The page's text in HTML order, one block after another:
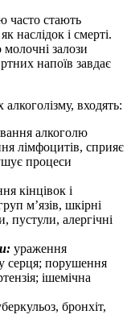
часто стають
наслідок і смерті.
залози
напоїв завдає
входять:
алкоголю
лімфоцитів, сприяє
процеси
кінцівок і
м’язів, шкірні
пустули, алергічні
ураження
серця; порушення
ішемічна
бронхіт,